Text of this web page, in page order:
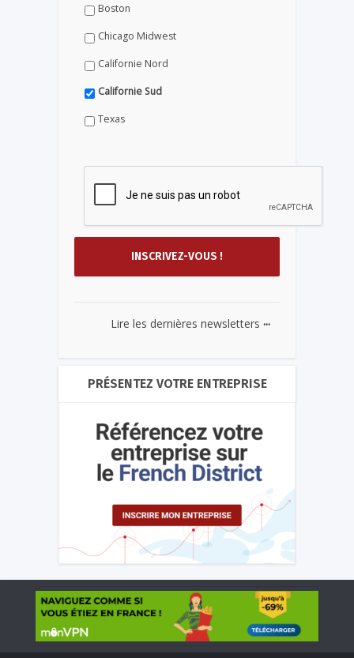
Boston
Chicago Midwest
Californie Nord
Californie Sud
Texas
Lire les dernières newsletters ...
PRÉSENTEZ VOTRE ENTREPRISE